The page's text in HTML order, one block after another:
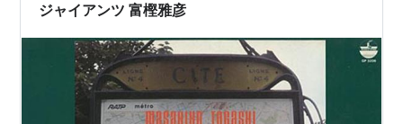
ジャイアンツ 富樫雅彦